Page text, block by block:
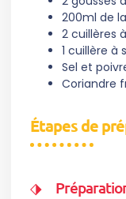
200ml de
2 cuillères
1 cuillère à
Sel et
Coriandre
Étapes de